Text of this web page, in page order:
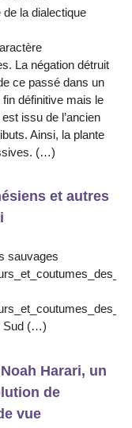
de la dialectique
La négation détruit
ce passé dans un
définitive mais le
issu de l’ancien
Ainsi, la plante
(…)
et autres
sauvages
Sud (…)
Harari, un
de
vue